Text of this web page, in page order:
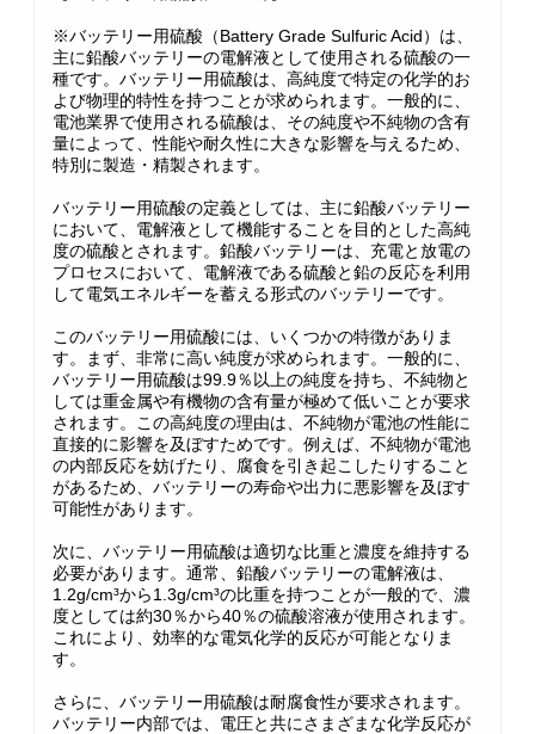
※バッテリー用硫酸（Battery Grade Sulfuric Acid）は、
主に鉛酸バッテリーの電解液として使用される硫酸の一
種です。バッテリー用硫酸は、高純度で特定の化学的お
よび物理的特性を持つことが求められます。一般的に、
電池業界で使用される硫酸は、その純度や不純物の含有
量によって、性能や耐久性に大きな影響を与えるため、
特別に製造・精製されます。
バッテリー用硫酸の定義としては、主に鉛酸バッテリー
において、電解液として機能することを目的とした高純
度の硫酸とされます。鉛酸バッテリーは、充電と放電の
プロセスにおいて、電解液である硫酸と鉛の反応を利用
して電気エネルギーを蓄える形式のバッテリーです。
このバッテリー用硫酸には、いくつかの特徴がありま
す。まず、非常に高い純度が求められます。一般的に、
バッテリー用硫酸は99.9％以上の純度を持ち、不純物と
しては重金属や有機物の含有量が極めて低いことが要求
されます。この高純度の理由は、不純物が電池の性能に
直接的に影響を及ぼすためです。例えば、不純物が電池
の内部反応を妨げたり、腐食を引き起こしたりすること
があるため、バッテリーの寿命や出力に悪影響を及ぼす
可能性があります。
次に、バッテリー用硫酸は適切な比重と濃度を維持する
必要があります。通常、鉛酸バッテリーの電解液は、
1.2g/cm³から1.3g/cm³の比重を持つことが一般的で、濃
度としては約30％から40％の硫酸溶液が使用されます。
これにより、効率的な電気化学的反応が可能となりま
す。
さらに、バッテリー用硫酸は耐腐食性が要求されます。
バッテリー内部では、電圧と共にさまざまな化学反応が